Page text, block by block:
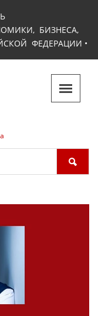
БИЗНЕСА,
ФЕДЕРАЦИИ •